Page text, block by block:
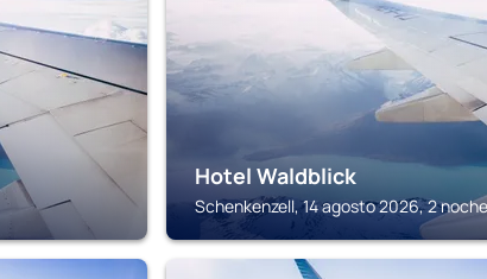
Hotel Waldblick
Schenkenzell, 14 agosto 2026, 2